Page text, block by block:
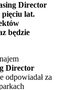
Director
lat.
będzie
Director
odpowiadał za